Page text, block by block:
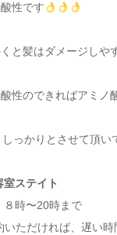
性です
と髪はダメージしや
性のできればアミノ
しっかりとさせて頂い
ステイト
８時〜20時まで
いただければ、遅い